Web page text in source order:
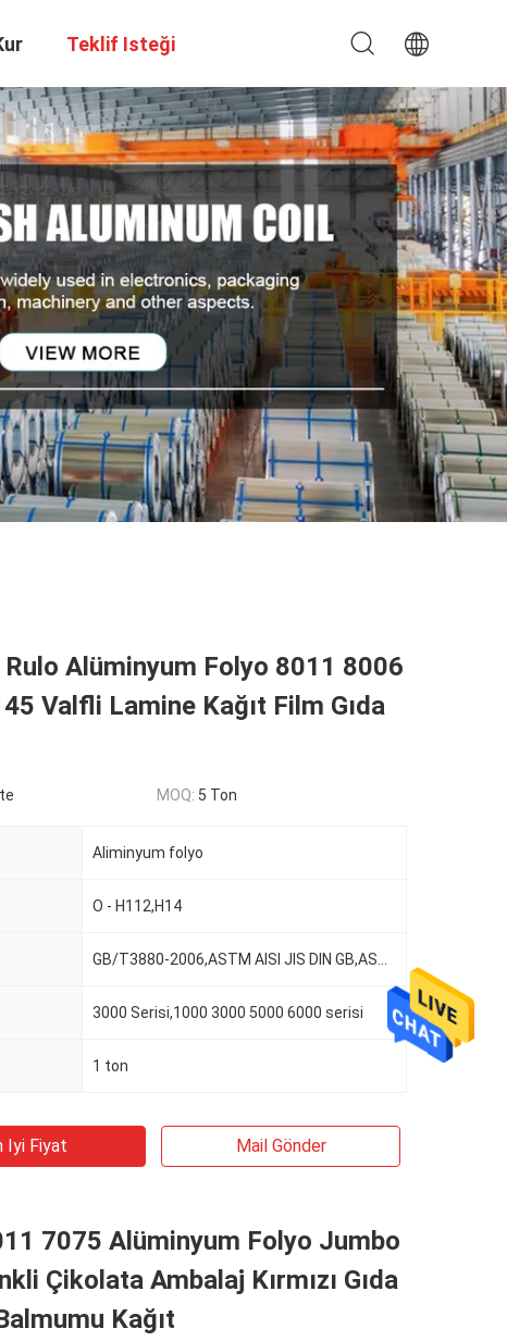
Teklif Isteği
Alüminyum Folyo 8011 8006
Valfli Lamine Kağıt Film Gıda
MOQ: 5 Ton
Aliminyum folyo
O - H112,H14
3000 Serisi,1000 3000 5000 6000 serisi
1 ton
Iyi Fiyat Mail Gönder
7075 Alüminyum Folyo Jumbo
Çikolata Ambalaj Kırmızı Gıda
Kağıt